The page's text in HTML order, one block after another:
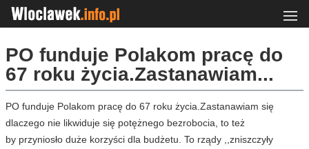
PO funduje Polakom pracę do
67 roku życia.Zastanawiam...
PO funduje Polakom pracę do 67 roku życia.Zastanawiam się
dlaczego nie likwiduje się potężnego bezrobocia, to też
by przyniosło duże korzyści dla budżetu. To rządy ,,zniszczyły